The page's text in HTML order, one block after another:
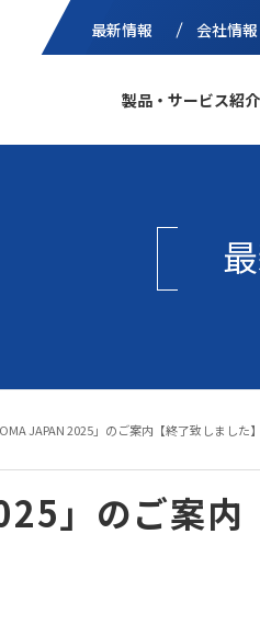
最新情報 会社情報
製品・サービス紹介
JAPAN 2025」のご案内【終了致しました】
」のご案内